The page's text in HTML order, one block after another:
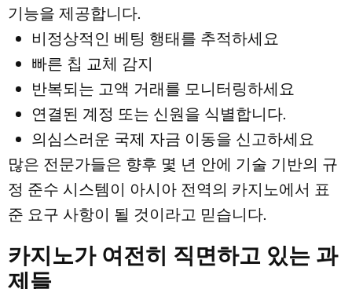
기능을 제공합니다.
비정상적인 베팅 행태를 추적하세요
빠른 칩 교체 감지
반복되는 고액 거래를 모니터링하세요
연결된 계정 또는 신원을 식별합니다.
의심스러운 국제 자금 이동을 신고하세요
많은 전문가들은 향후 몇 년 안에 기술 기반의 규
정 준수 시스템이 아시아 전역의 카지노에서 표
준 요구 사항이 될 것이라고 믿습니다.
카지노가 여전히 직면하고 있는 과
제들